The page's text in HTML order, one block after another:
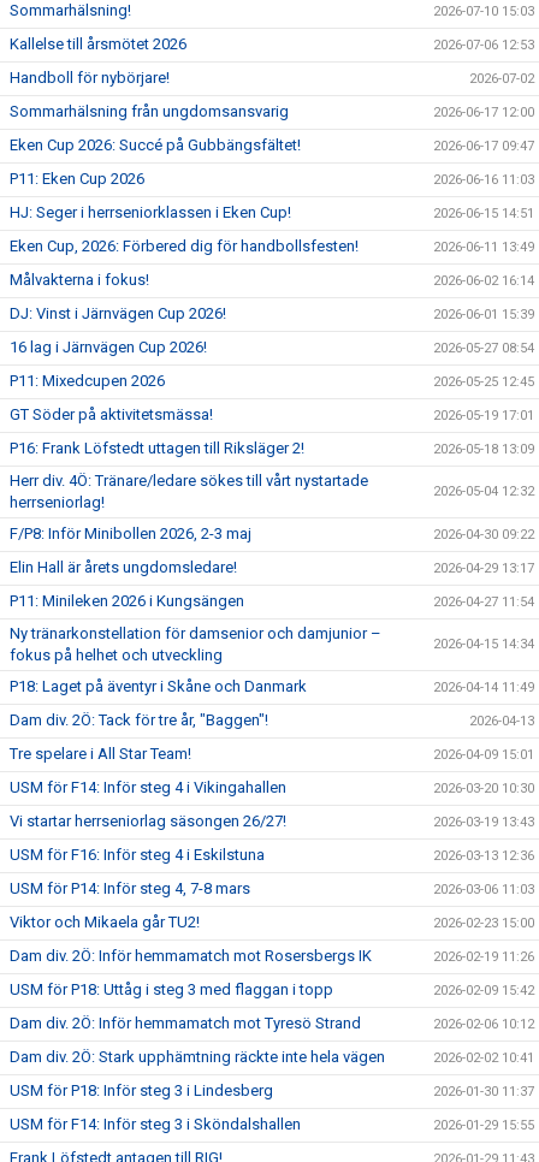
Sommarhälsning! 2026-07-10 15:03
Kallelse till årsmötet 2026 2026-07-06 12:53
Handboll för nybörjare! 2026-07-02
Sommarhälsning från ungdomsansvarig 2026-06-17 12:00
Eken Cup 2026: Succé på Gubbängsfältet! 2026-06-17 09:47
P11: Eken Cup 2026 2026-06-16 11:03
HJ: Seger i herrseniorklassen i Eken Cup! 2026-06-15 14:51
Eken Cup, 2026: Förbered dig för handbollsfesten! 2026-06-11 13:49
Målvakterna i fokus! 2026-06-02 16:14
DJ: Vinst i Järnvägen Cup 2026! 2026-06-01 15:39
16 lag i Järnvägen Cup 2026! 2026-05-27 08:54
P11: Mixedcupen 2026 2026-05-25 12:45
GT Söder på aktivitetsmässa! 2026-05-19 17:01
P16: Frank Löfstedt uttagen till Riksläger 2! 2026-05-18 13:09
Herr div. 4Ö: Tränare/ledare sökes till vårt nystartade
herrseniorlag!
2026-05-04 12:32
F/P8: Inför Minibollen 2026, 2-3 maj 2026-04-30 09:22
Elin Hall är årets ungdomsledare! 2026-04-29 13:17
P11: Minileken 2026 i Kungsängen 2026-04-27 11:54
Ny tränarkonstellation för damsenior och damjunior –
fokus på helhet och utveckling
2026-04-15 14:34
P18: Laget på äventyr i Skåne och Danmark 2026-04-14 11:49
Dam div. 2Ö: Tack för tre år, "Baggen"! 2026-04-13
Tre spelare i All Star Team! 2026-04-09 15:01
USM för F14: Inför steg 4 i Vikingahallen 2026-03-20 10:30
Vi startar herrseniorlag säsongen 26/27! 2026-03-19 13:43
USM för F16: Inför steg 4 i Eskilstuna 2026-03-13 12:36
USM för P14: Inför steg 4, 7-8 mars 2026-03-06 11:03
Viktor och Mikaela går TU2! 2026-02-23 15:00
Dam div. 2Ö: Inför hemmamatch mot Rosersbergs IK 2026-02-19 11:26
USM för P18: Uttåg i steg 3 med flaggan i topp 2026-02-09 15:42
Dam div. 2Ö: Inför hemmamatch mot Tyresö Strand 2026-02-06 10:12
Dam div. 2Ö: Stark upphämtning räckte inte hela vägen 2026-02-02 10:41
USM för P18: Inför steg 3 i Lindesberg 2026-01-30 11:37
USM för F14: Inför steg 3 i Sköndalshallen 2026-01-29 15:55
Frank Löfstedt antagen till RIG!